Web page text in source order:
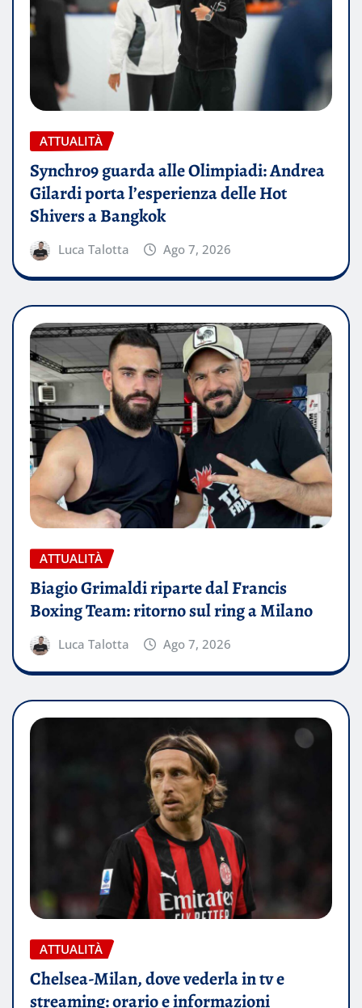
ATTUALITÀ
Synchro9 guarda alle Olimpiadi: Andrea
Gilardi porta l’esperienza delle Hot
Shivers a Bangkok
Luca Talotta Ago 7, 2026
ATTUALITÀ
Biagio Grimaldi riparte dal Francis
Boxing Team: ritorno sul ring a Milano
Luca Talotta Ago 7, 2026
ATTUALITÀ
Chelsea-Milan, dove vederla in tv e
streaming: orario e informazioni